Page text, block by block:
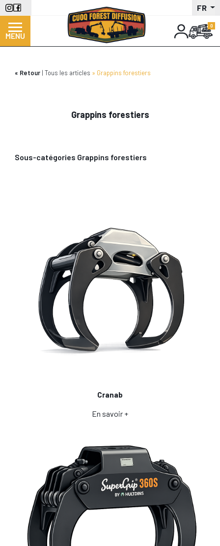
Aller
au
contenu
principal
FR
MENU
Retour Tous les articles Grappins forestiers
Grappins forestiers
Sous-catégories Grappins forestiers
Cranab
En savoir +